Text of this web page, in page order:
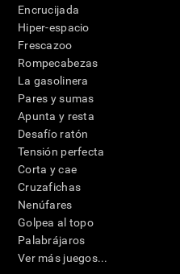
Encrucijada
Hiper-espacio
Frescazoo
Rompecabezas
La gasolinera
Pares y sumas
Apunta y resta
Desafío ratón
Tensión perfecta
Corta y cae
Cruzafichas
Nenúfares
Golpea al topo
Palabrájaros
Ver más juegos...